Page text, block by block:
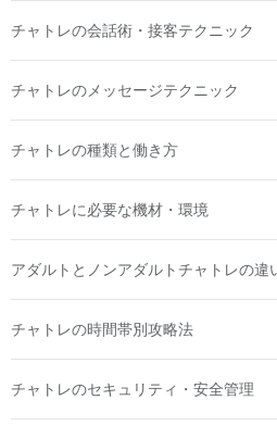
チャトレの会話術・接客テクニック
チャトレのメッセージテクニック
チャトレの種類と働き方
チャトレに必要な機材・環境
アダルトとノンアダルトチャトレの違
チャトレの時間帯別攻略法
チャトレのセキュリティ・安全管理